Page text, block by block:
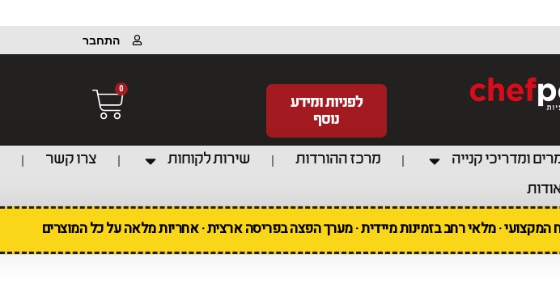
התחבר
לפניות ומידע
נוסף
0
ומדריכי קנייה מרכז ההורדות שירות לקוחות
צרו קשר
· מלאי רחב בזמינות מיידית · מערך הפצה בפריסה ארצית · אחריות מלאה על כל המוצרים